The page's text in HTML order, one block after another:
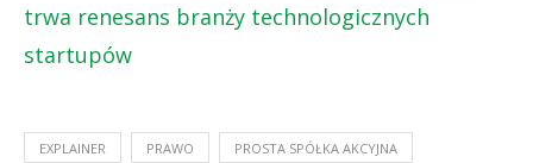
trwa renesans branży technologicznych
startupów
EXPLAINER PRAWO PROSTA SPÓŁKA AKCYJNA